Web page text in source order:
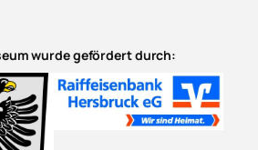
wurde gefördert durch: